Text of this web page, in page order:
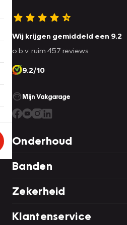
Wij krijgen gemiddeld een 9.2
o.b.v. ruim 457 reviews
9.2/10
Mijn Vakgarage
Onderhoud
Banden
Zekerheid
Klantenservice